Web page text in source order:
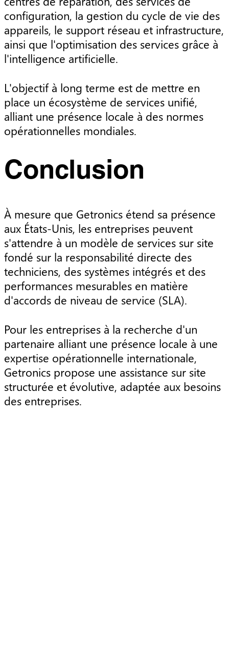
configuration, la gestion du cycle de vie des
appareils, le support réseau et infrastructure,
ainsi que l'optimisation des services grâce à
l'intelligence artificielle.
L'objectif à long terme est de mettre en
place un écosystème de services unifié,
alliant une présence locale à des normes
opérationnelles mondiales.
Conclusion
À mesure que Getronics étend sa présence
aux États-Unis, les entreprises peuvent
s'attendre à un modèle de services sur site
fondé sur la responsabilité directe des
techniciens, des systèmes intégrés et des
performances mesurables en matière
d'accords de niveau de service (SLA).
Pour les entreprises à la recherche d'un
partenaire alliant une présence locale à une
expertise opérationnelle internationale,
Getronics propose une assistance sur site
structurée et évolutive, adaptée aux besoins
des entreprises.